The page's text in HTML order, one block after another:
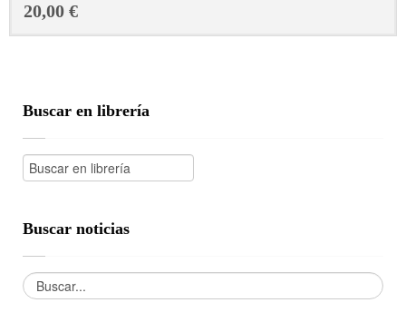
20,00 €
Buscar en librería
Buscar noticias